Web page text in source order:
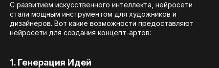
С развитием искусственного интеллекта, нейросети
стали мощным инструментом для художников и
дизайнеров. Вот какие возможности предоставляют
нейросети для создания концепт-артов:
1. Генерация Идей